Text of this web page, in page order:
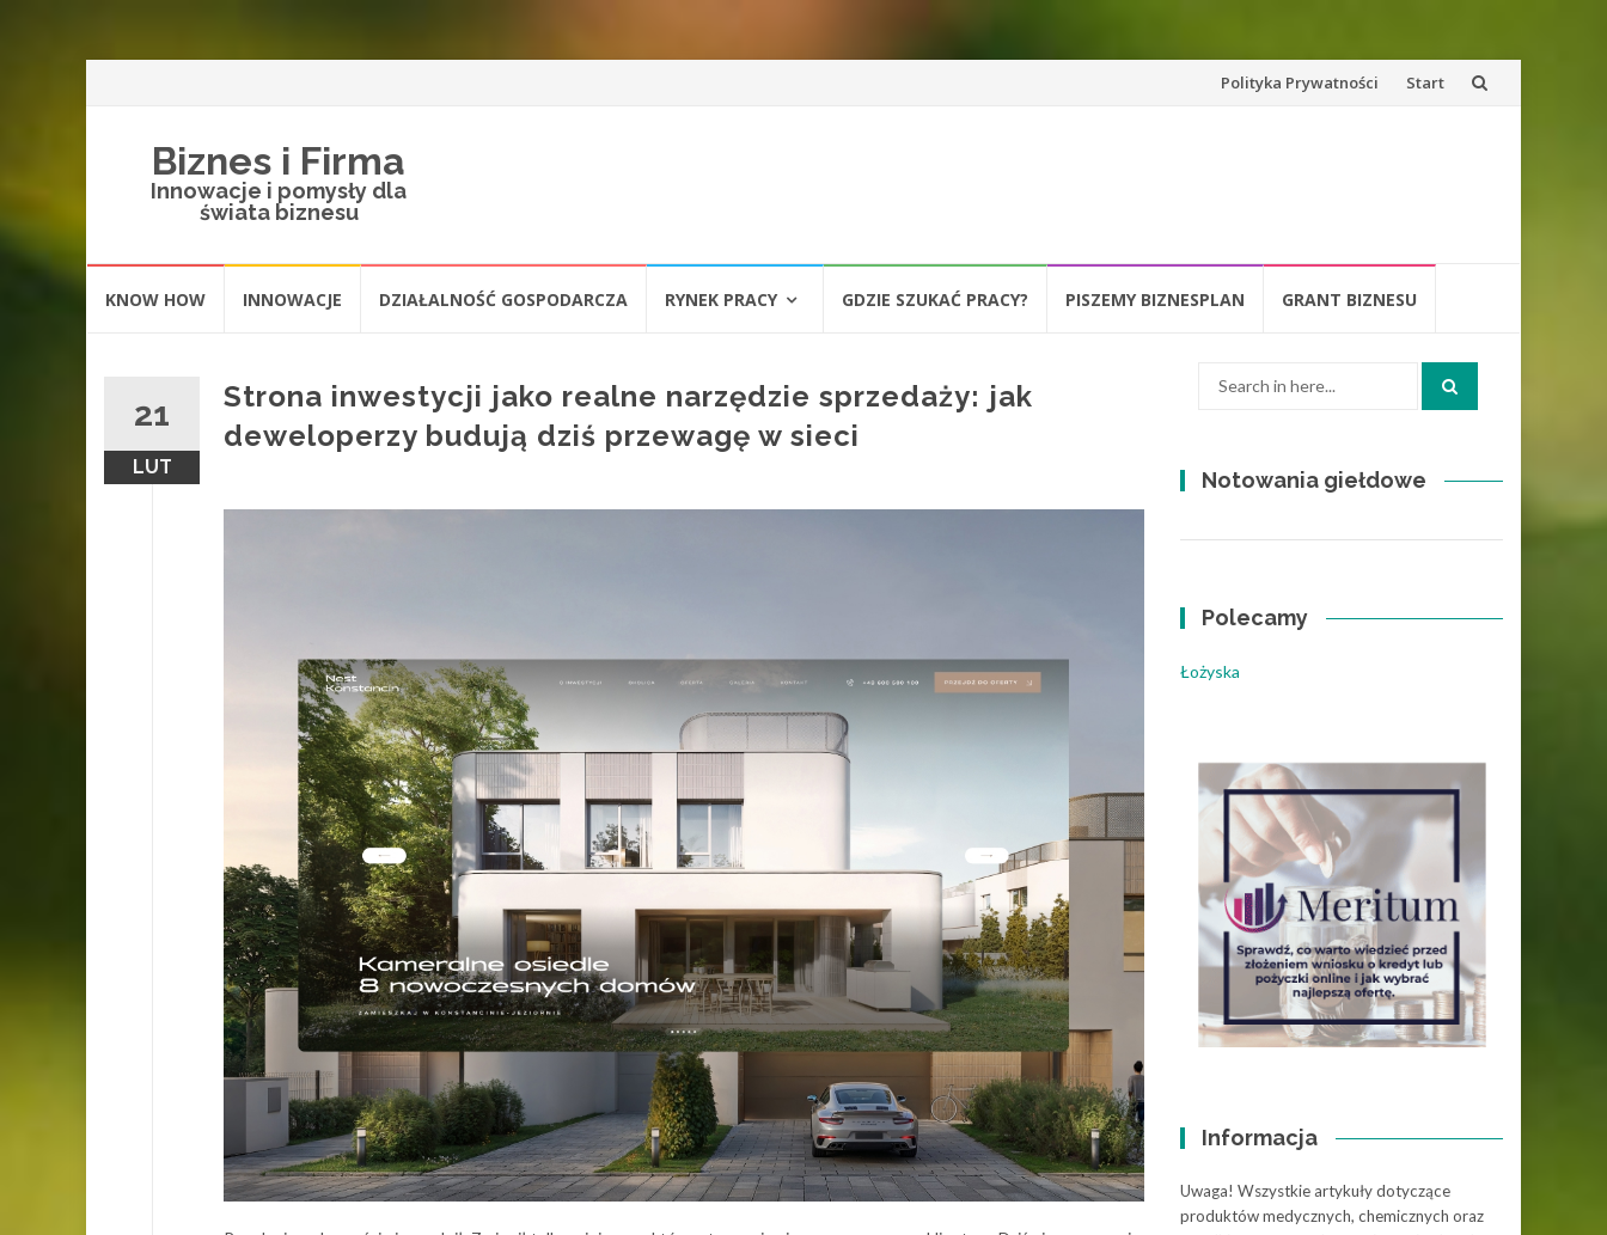
Skip
Polityka Prywatności Start
Biznes i Firma
Innowacje i pomysły dla
świata biznesu
KNOW HOW INNOWACJE DZIAŁALNOŚĆ GOSPODARCZA RYNEK PRACY GDZIE SZUKAĆ PRACY? PISZEMY BIZNESPLAN GRANT BIZNESU
21
LUT
Strona inwestycji jako realne narzędzie sprzedaży: jak
deweloperzy budują dziś przewagę w sieci
Notowania giełdowe
Polecamy
Łożyska
Informacja
Uwaga! Wszystkie artykuły dotyczące
produktów medycznych, chemicznych oraz